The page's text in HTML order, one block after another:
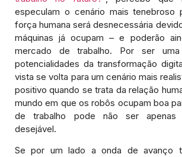
especulam o cenário mais tenebroso
força humana será desnecessária
máquinas já ocupam – e poderão
mercado de trabalho. Por ser uma
potencialidades da transformação
vista se volta para um cenário mais
positivo quando se trata da relação
mundo em que os robôs ocupam boa
de trabalho pode não ser apenas
desejável.
Se por um lado a onda de avanço